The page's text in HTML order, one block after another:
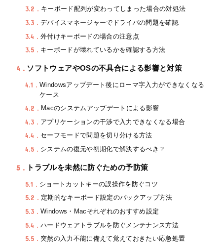
3.2 キーボード配列が変わってしまった場合の対処法
3.3 デバイスマネージャーでドライバの問題を確認
3.4 外付けキーボードの場合の注意点
3.5 キーボードが壊れているかを確認する方法
4 ソフトウェアやOSの不具合による影響と対策
4.1
Windowsアップデート後にローマ字入力ができなくなる
ケース
4.2 Macのシステムアップデートによる影響
4.3 アプリケーションの干渉で入力できなくなる場合
4.4 セーフモードで問題を切り分ける方法
4.5 システムの復元や初期化で解決するべき？
5 トラブルを未然に防ぐための予防策
5.1 ショートカットキーの誤操作を防ぐコツ
5.2 定期的なキーボード設定のバックアップ方法
5.3 Windows・Macそれぞれのおすすめ設定
5.4 ハードウェアトラブルを防ぐメンテナンス方法
5.5 突然の入力不能に備えて覚えておきたい応急処置